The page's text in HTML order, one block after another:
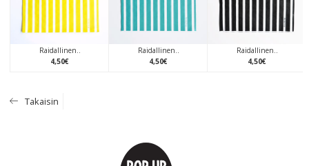
Raidallinen..
4,50€
Raidallinen..
4,50€
Raidallinen..
4,50€
Takaisin